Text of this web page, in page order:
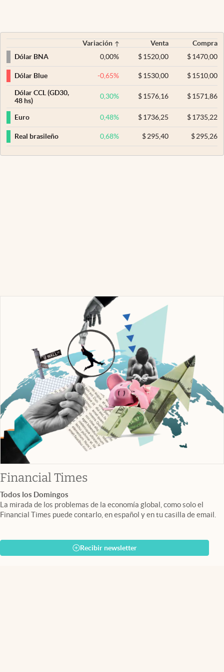
Variación Venta
Compra
Dólar BNA
0,00% $ 1520,00 $1470,00
Dólar Blue -0,65% $ 1530,00 $1510,00
Dólar CCL (GD30,
48 hs)
0,30% $ 1576,16 $1571,86
Euro 0,48% $ 1736,25 $1735,22
Real brasileño 0,68% $ 295,40 $295,26
Financial Timesabre en nueva pestaña
Todos los Domingos
La mirada de los problemas de la economía global, como solo el
Financial Times puede contarlo, en español y en tu casilla de email.
Recibir newsletter